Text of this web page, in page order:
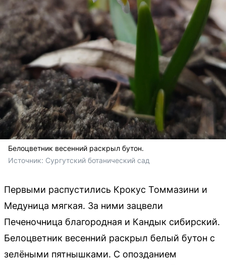
Белоцветник весенний раскрыл бутон.
Источник: Сургутский ботанический сад
Первыми распустились Крокус Томмазини и
Медуница мягкая. За ними зацвели
Печеночница благородная и Кандык сибирский.
Белоцветник весенний раскрыл белый бутон с
зелёными пятнышками. С опозданием